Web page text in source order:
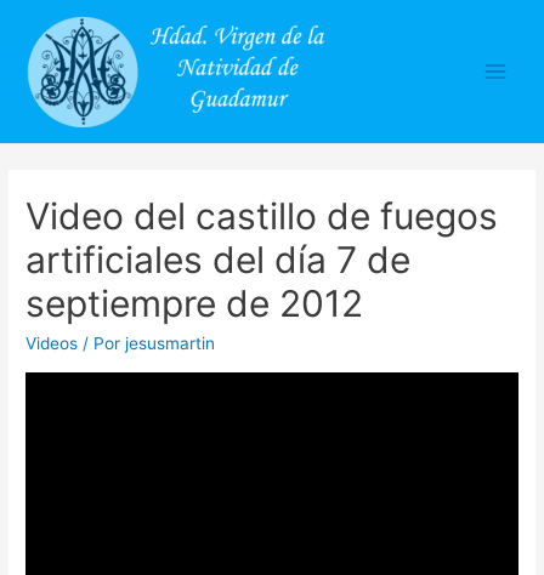
Video del castillo de fuegos
artificiales del día 7 de
septiempre de 2012
Videos / Porjesusmartin